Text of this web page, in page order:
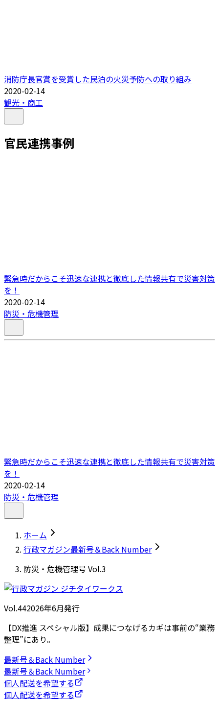
消防庁長官賞を受賞した民泊の火災予防への取り組み
2020-02-14
観光・商工
官民連携事例
緊急時だからこそ迅速な連携と徹底した情報共有で災害対策
を！
2020-02-14
防災・危機管理
緊急時だからこそ迅速な連携と徹底した情報共有で災害対策
を！
2020-02-14
防災・危機管理
ホーム
行政マガジン最新号＆Back Number
防災・危機管理号 Vol.3
Vol.442026年6月発行
【DX推進 スペシャル版】成果につなげるカギは事前の“業務
整理”にあり。
最新号＆Back Number
最新号＆Back Number
個人配送を希望する
個人配送を希望する